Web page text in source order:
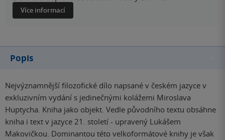
Více informací
Popis
Nejvýznamnější filozofické dílo napsané v českém jazyce v
exkluzivním vydání s jedinečnými kolážemi Miroslava
Huptycha. Kniha jako objekt. Vedle původního textu obsáhne
kniha i text v jazyce 21. století - upravený Lukášem
Makovičkou. Dominantou této velkoformátové knihy je však